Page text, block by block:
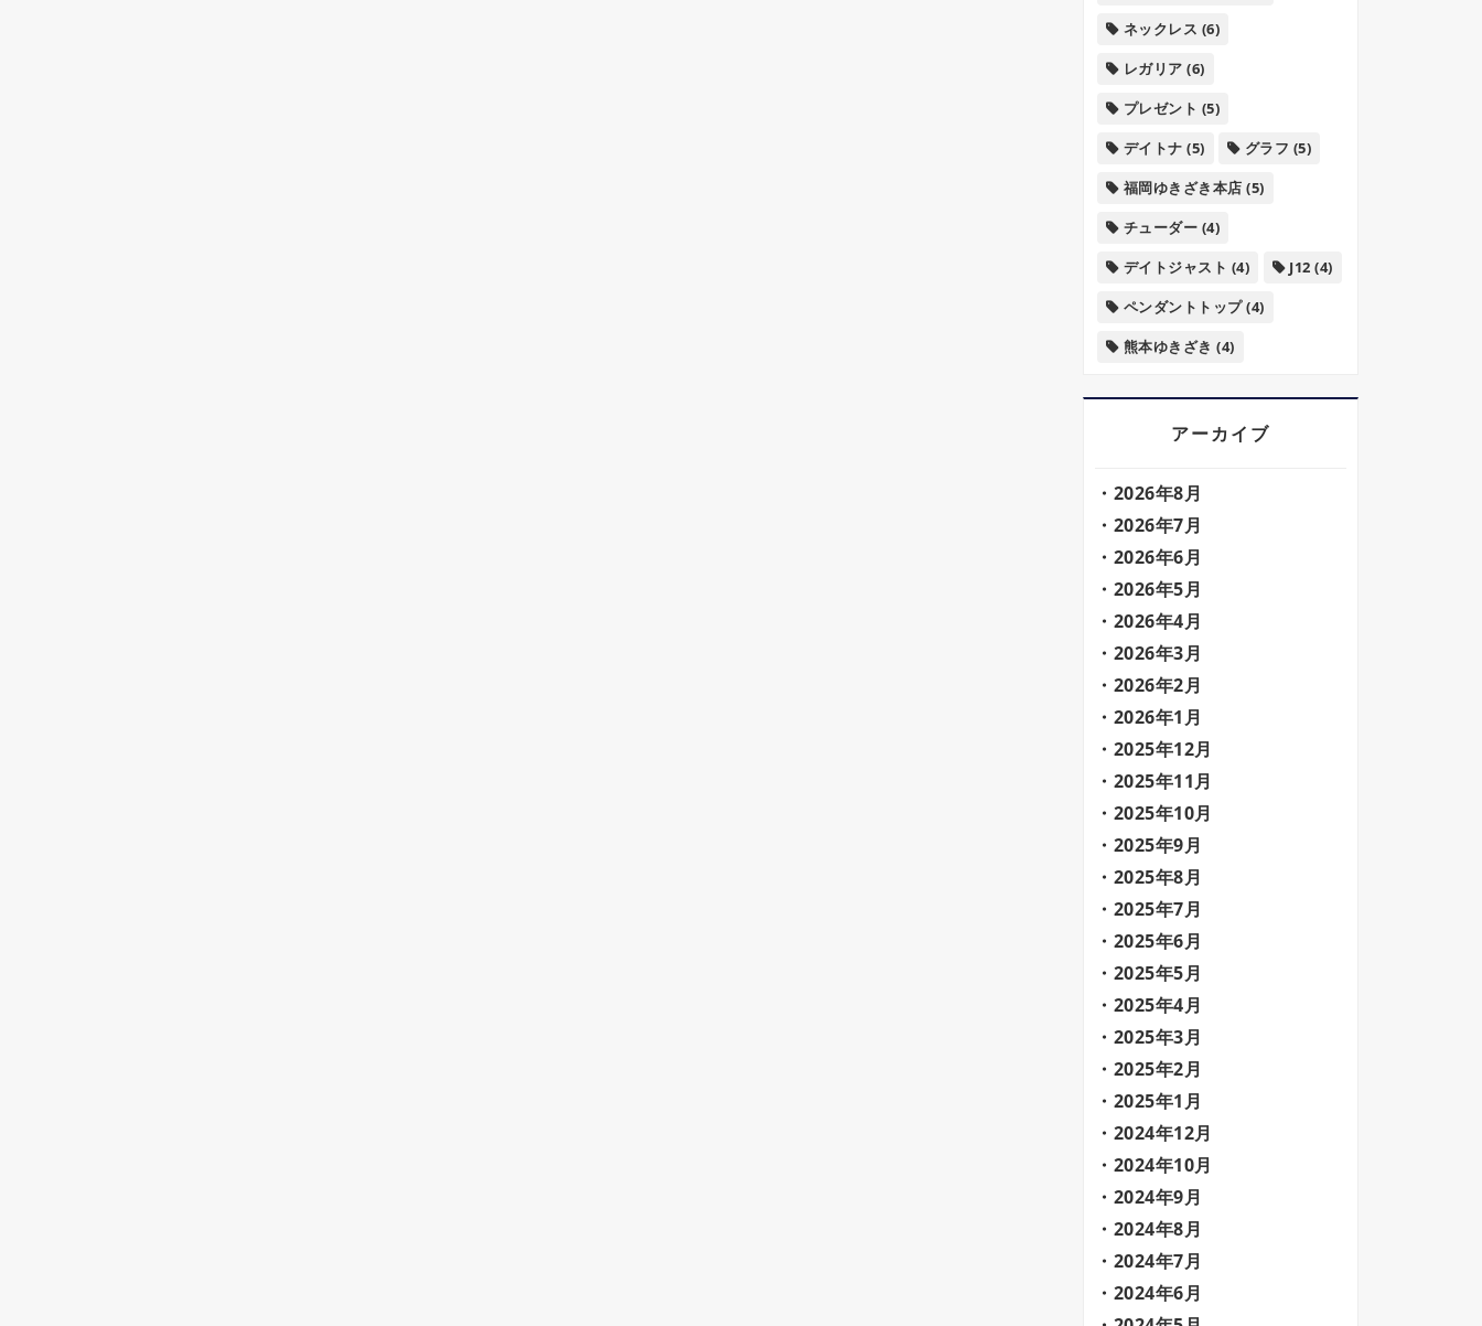
ネックレス (6)
レガリア (6)
プレゼント (5)
デイトナ (5) グラフ (5)
福岡ゆきざき本店 (5)
チューダー (4)
デイトジャスト (4) J12 (4)
ペンダントトップ(4)
熊本ゆきざき (4)
アーカイブ
2026年8月
2026年7月
2026年6月
2026年5月
2026年4月
2026年3月
2026年2月
2026年1月
2025年12月
2025年11月
2025年10月
2025年9月
2025年8月
2025年7月
2025年6月
2025年5月
2025年4月
2025年3月
2025年2月
2025年1月
2024年12月
2024年10月
2024年9月
2024年8月
2024年7月
2024年6月